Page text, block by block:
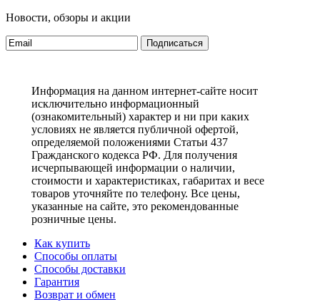
Новости, обзоры и акции
Подписаться
Информация на данном интернет-сайте носит
исключительно информационный
(ознакомительный) характер и ни при каких
условиях не является публичной офертой,
определяемой положениями Статьи 437
Гражданского кодекса РФ. Для получения
исчерпывающей информации о наличии,
стоимости и характеристиках, габаритах и весе
товаров уточняйте по телефону. Все цены,
указанные на сайте, это рекомендованные
розничные цены.
Как купить
Способы оплаты
Способы доставки
Гарантия
Возврат и обмен